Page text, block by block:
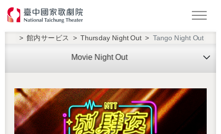
館内サービス Thursday Night Out Tango Night Out
Movie Night Out
キーワード検索